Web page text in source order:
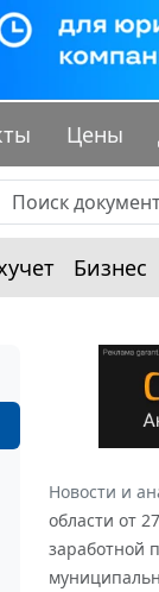
Цены
Бизнес
Новости и
области от
заработной